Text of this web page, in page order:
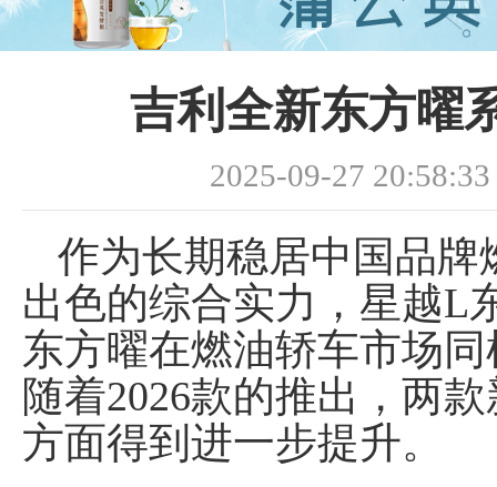
吉利全新东方曜
2025-09-27 20:58:33
作为长期稳居中国品牌
出色的综合实力，星越L
东方曜在燃油轿车市场
随着2026款的推出，两
方面得到进一步提升。